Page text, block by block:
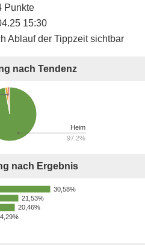
Punkte
15:30
Ablauf der Tippzeit sichtbar
nach Tendenz
Heim
97.2%
nach Ergebnis
30,58%
21,53%
20,46%